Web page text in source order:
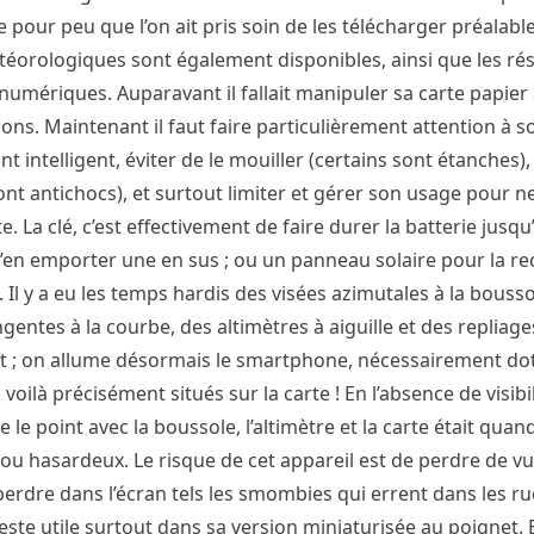
pour peu que l’on ait pris soin de les télécharger
sont également disponibles, ainsi que les
Auparavant il fallait manipuler sa carte papier
Maintenant il faut faire particulièrement attention à
intelligent, éviter de le mouiller (certains sont étanches),
antichocs), et surtout limiter et gérer son usage pour
La clé, c’est effectivement de faire durer la batterie
emporter une en sus ; ou un panneau solaire pour la
y a eu les temps hardis des visées azimutales à la
à la courbe, des altimètres à aiguille et des
; on allume désormais le smartphone, nécessairement
précisément situés sur la carte ! En l’absence de
le point avec la boussole, l’altimètre et la carte était
hasardeux. Le risque de cet appareil est de perdre de
dans l’écran tels les smombies qui errent dans les
utile surtout dans sa version miniaturisée au poignet.